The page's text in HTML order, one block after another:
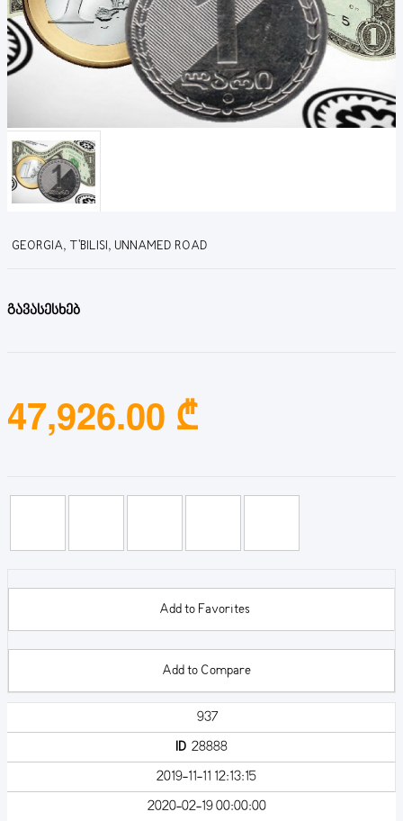
GEORGIA, T'BILISI, UNNAMED ROAD
გავასესხებ
47,926.00 ₾
Add to Favorites
Add to Compare
937
ID28888
2019-11-11 12:13:15
2020-02-19 00:00:00